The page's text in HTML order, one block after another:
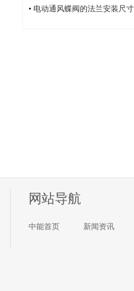
• 电动通风蝶阀的法兰安装尺寸
网站导航
中能首页 新闻资讯